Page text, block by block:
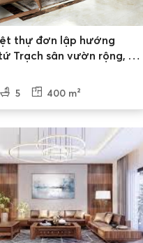
thự đơn lập hướng
Trạch sân vườn rộng, kế
bơi nội khu KĐT Nam An
5 400 m²